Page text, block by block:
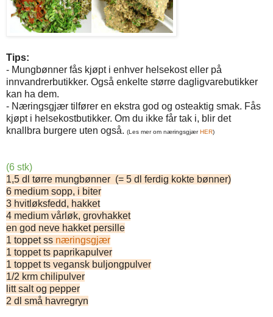
Tips:
- Mungbønner fås kjøpt i enhver helsekost eller på
innvandrerbutikker. Også enkelte større dagligvarebutikker
kan ha dem.
- Næringsgjær tilfører en ekstra god og osteaktig smak. Fås
kjøpt i helsekostbutikker. Om du ikke får tak i, blir det
knallbra burgere uten også. (Les mer om næringsgjærHER)
(6 stk)
1,5 dl tørre mungbønner (= 5 dl ferdig kokte bønner)
6 medium sopp, i biter
3 hvitløksfedd, hakket
4 medium vårløk, grovhakket
en god neve hakket persille
1 toppet ss næringsgjær
1 toppet ts paprikapulver
1 toppet ts vegansk buljongpulver
1/2 krm chilipulver
litt salt og pepper
2 dl små havregryn